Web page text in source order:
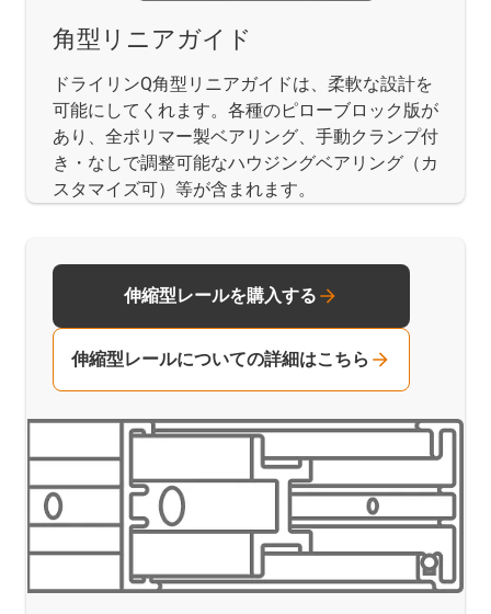
角型リニアガイド
ドライリンQ角型リニアガイドは、柔軟な設計を
可能にしてくれます。各種のピローブロック版が
あり、全ポリマー製ベアリング、手動クランプ付
き・なしで調整可能なハウジングベアリング（カ
スタマイズ可）等が含まれます。
伸縮型レールを購入する
伸縮型レールについての詳細はこちら